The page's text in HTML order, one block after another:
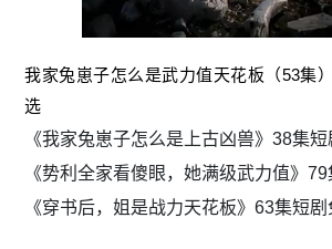
我家兔崽子怎么是武力值天花板（53集
选
《穿书后，姐是战力天花板》63集短